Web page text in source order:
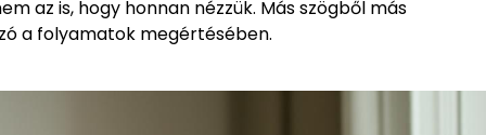
az is, hogy honnan nézzük. Más szögből más
a folyamatok megértésében.